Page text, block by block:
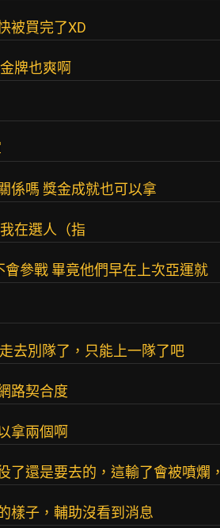
被買完了XD
牌也爽啊
係嗎 獎金成就也可以拿
在選人（指
會參戰 畢竟他們早在上次亞運就
去別隊了，只能上一隊了吧
路契合度
拿兩個啊
了還是要去的，這輸了會被噴爛，
樣子，輔助沒看到消息